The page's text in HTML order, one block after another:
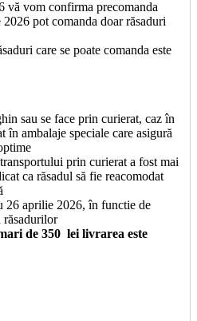
vă vom confirma precomanda
pot comanda doar răsaduri
care se poate comanda este
sau se face prin curierat, caz în
în ambalaje speciale care asigură
prin curierat a fost mai
ca răsadul să fie reacomodat
26 aprilie 2026, în functie de
răsadurilor
de 350 lei livrarea este